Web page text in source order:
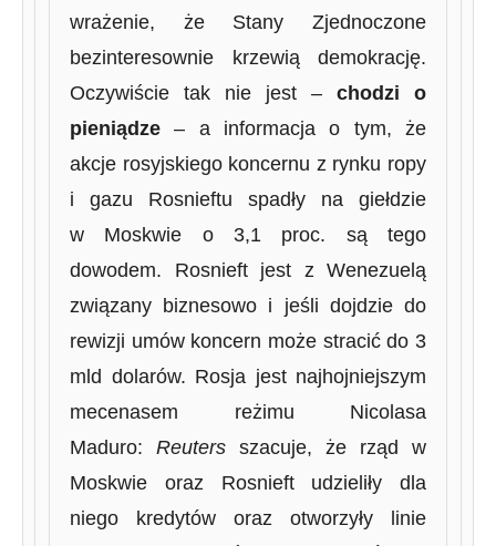
wrażenie, że Stany Zjednoczone
bezinteresownie krzewią demokrację.
Oczywiście tak nie jest – chodzi o
pieniądze – a informacja o tym, że
akcje rosyjskiego koncernu z rynku ropy
i gazu Rosnieftu spadły na giełdzie
w Moskwie o 3,1 proc. są tego
dowodem. Rosnieft jest z Wenezuelą
związany biznesowo i jeśli dojdzie do
rewizji umów koncern może stracić do 3
mld dolarów. Rosja jest najhojniejszym
mecenasem reżimu Nicolasa
Maduro: Reuters szacuje, że rząd w
Moskwie oraz Rosnieft udzieliły dla
niego kredytów oraz otworzyły linie